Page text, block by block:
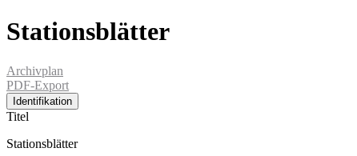
Stationsblätter
Archivplan
PDF-Export
Identifikation
Titel
Stationsblätter